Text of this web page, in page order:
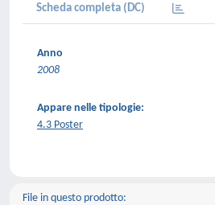
Scheda completa (DC)
Anno
2008
Appare nelle tipologie:
4.3 Poster
File in questo prodotto: